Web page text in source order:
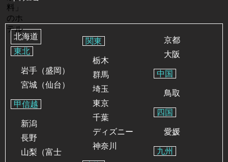
北海道
東北
岩手（盛岡）
宮城（仙台）
甲信越
新潟
長野
山梨（富士
関東
栃木
群馬
埼玉
東京
千葉
ディズニー
神奈川
京都
大阪
中国
鳥取
四国
愛媛
九州